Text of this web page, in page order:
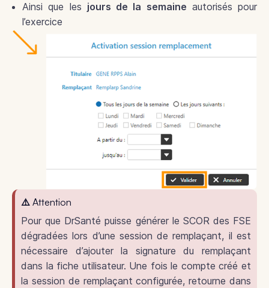
Ainsi que les jours de la semaine autorisés pour
l’exercice
⚠️ Attention
Pour que DrSanté puisse générer le SCOR des FSE
dégradées lors d’une session de remplaçant, il est
nécessaire d’ajouter la signature du remplaçant
dans la fiche utilisateur. Une fois le compte créé et
la session de remplaçant configurée, retourne dans